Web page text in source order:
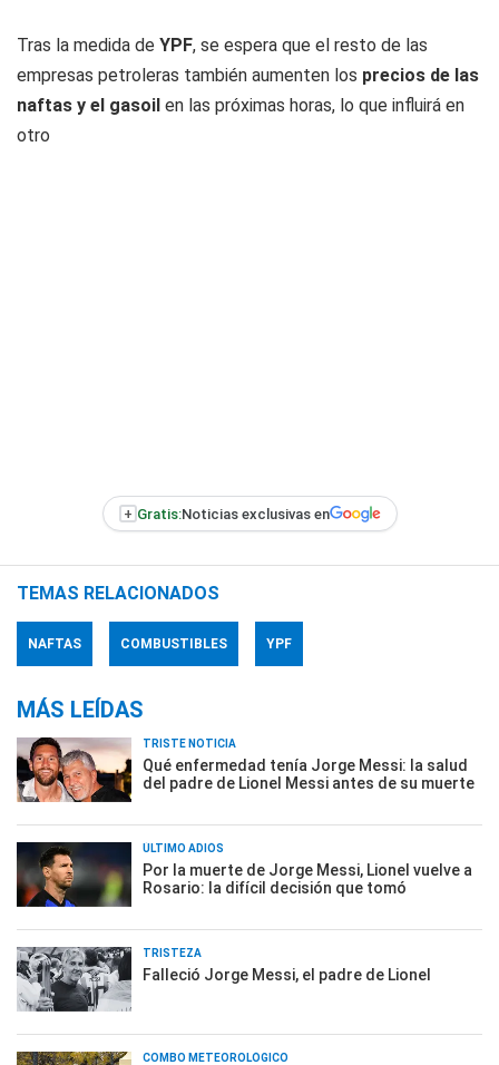
Tras la medida de YPF, se espera que el resto de las
empresas petroleras también aumenten los precios de las
naftas y el gasoil en las próximas horas, lo que influirá en
otro
+ Gratis:Noticias exclusivas en
TEMAS RELACIONADOS
NAFTAS COMBUSTIBLES YPF
MÁS LEÍDAS
TRISTE NOTICIA
Qué enfermedad tenía Jorge Messi: la salud
del padre de Lionel Messi antes de su muerte
ÚLTIMO ADIÓS
Por la muerte de Jorge Messi, Lionel vuelve a
Rosario: la difícil decisión que tomó
TRISTEZA
Falleció Jorge Messi, el padre de Lionel
COMBO METEOROLÓGICO